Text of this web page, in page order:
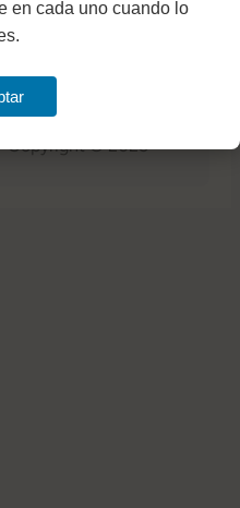
Copyright © 2025
en cada uno cuando lo